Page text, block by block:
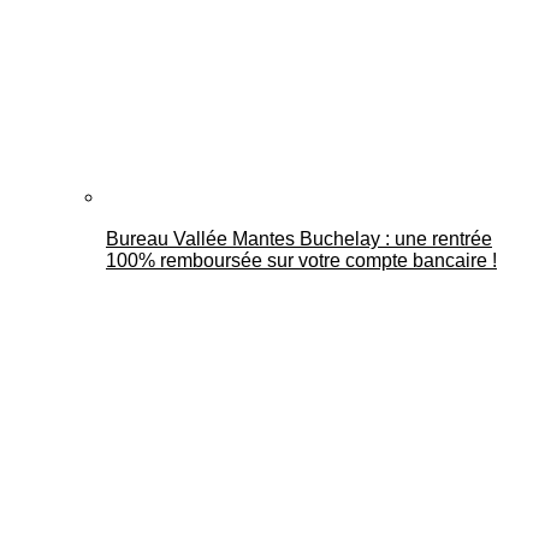
Bureau Vallée Mantes Buchelay : une rentrée
100% remboursée sur votre compte bancaire !